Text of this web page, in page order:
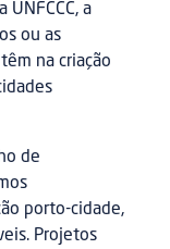
UNFCCC, a
ou as
na criação
de
porto-cidade,
Projetos